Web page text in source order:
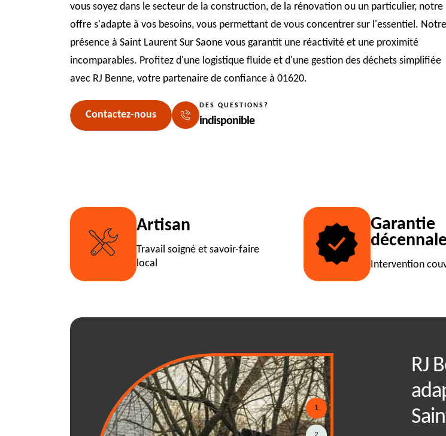
vous soyez dans le secteur de la construction, de la rénovation ou un particulier, notre
offre s'adapte à vos besoins, vous permettant de vous concentrer sur l'essentiel. Notre
présence à Saint Laurent Sur Saone vous garantit une réactivité et une proximité
incomparables. Profitez d'une logistique fluide et d'une gestion des déchets simplifiée
avec RJ Benne, votre partenaire de confiance à 01620.
Contactez-nous
DES QUESTIONS?
indisponible
Artisan
Travail soigné et savoir-faire
local
Garantie
Intervention
{city}: optimisez l'élimination des
déchets grâce aux bennes
adaptées
RJ
1